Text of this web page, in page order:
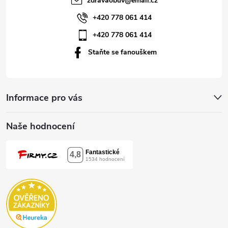
Informace pro vás
Naše hodnocení
+420 778 061 414
+420 778 061 414
Staňte se fanouškem